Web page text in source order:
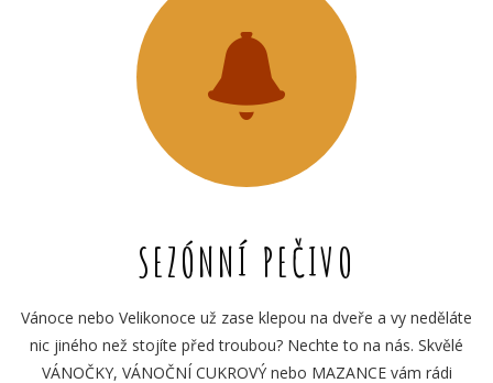
SEZÓNNÍ PEČIVO
Vánoce nebo Velikonoce už zase klepou na dveře a vy neděláte
nic jiného než stojíte před troubou? Nechte to na nás. Skvělé
VÁNOČKY, VÁNOČNÍ CUKROVÝ nebo MAZANCE vám rádi